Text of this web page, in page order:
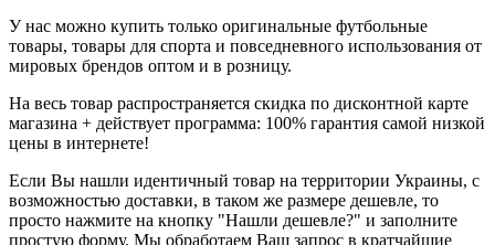
У нас можно купить только оригинальные футбольные
товары, товары для спорта и повседневного использования от
мировых брендов оптом и в розницу.
На весь товар распространяется скидка по дисконтной карте
магазина + действует программа: 100% гарантия самой низкой
цены в интернете!
Если Вы нашли идентичный товар на территории Украины, с
возможностью доставки, в таком же размере дешевле, то
просто нажмите на кнопку "Нашли дешевле?" и заполните
простую форму. Мы обработаем Ваш запрос в кратчайшие